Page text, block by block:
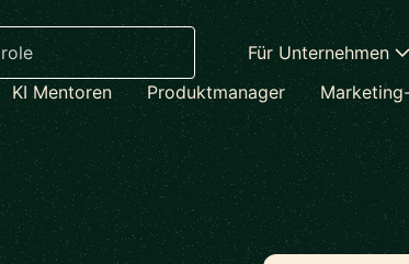
Für Unternehmen
KI Mentoren Produktmanager